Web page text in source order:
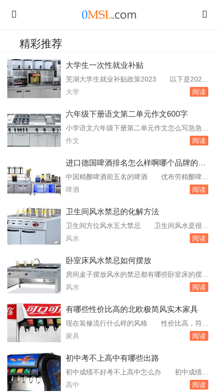
精彩推荐
大学生一次性就业补贴
芜湖大学生就业补贴政策2023 以下是2023
年芜湖大学生就业补贴政策的主要内容：一次性
6个月以上劳动合同，并依法缴纳社会保险费
的一次性就业补贴。高校毕业生社会保险费补
贴：在芜湖市企业稳定就业1年及以上，且。
大学 阅读
六年级下册语文第二单元作文600字
小学语文六年级下册第二单元作文怎么写急急
急 以下是关于小学语文六年级下册第二单元
目，明确作文的要求和主题。确保理解题目中的
构思：在动笔之前，花一些时间进行构思。可以
列出作文的大纲，包括开头、中间和结尾的主要
作文 阅读
进口德国啤酒排名怎么样啊哪个品牌的好
啊求解答
中国精酿啤酒前五名的啤酒 优布劳精酿啤
酒，国内领先技术精酿品牌采用先进德国先进设
郁回味无穷属于国内精酿啤酒的领跑品牌国内排
觉得很棒！广西什么牌子啤酒好 成为广西啤
酒销量领先品牌，产品覆盖广西及周边省份。桂
啤酒 阅读
卫生间风水禁忌的化解方法
卫生间方位风水五大禁忌 卫生间风水是很重
要的，下面给大家介绍一下卫生间方位风水禁
来看看吧！一、厕所开在东北方——。不要有卫
说的这些东西那肯定不好，化解的方法就是在卫
生间内挂一对经过开光的植物葫芦进行。厕所风
风水 阅读
卧室床风水禁忌如何摆放
房间桌子摆放风水的禁忌都有哪些卧室床的摆放
风水禁忌 卧室床的摆放风水禁忌床的摆放风
界」，乃死后向往之所。即以现代科学观点言
西，头向西而眠，久之，易致血液上冲耳。床的
摆放风水禁忌二：床头忌无凭靠床头一般是要靠
风水 阅读
有哪些性价比高的北欧极简风实木家具
现在装修流行什么样的风格 性价比高，符合
现在生活压力较大的年轻人群。现代简约风格所
比其他主流装修方案更加节能环。北欧风格：北
格都是主打简约，但是北欧风格更加亲近自然，
家具设计基本都是采用木质材料，并且颜。饰面
家具 阅读
初中考不上高中有哪些出路
初中成绩不好考不上高中怎么办 初中成绩不
好，考不上高中，有以下几种解决方法：复读：
高中 阅读